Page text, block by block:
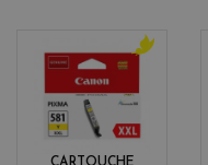
e
l
o